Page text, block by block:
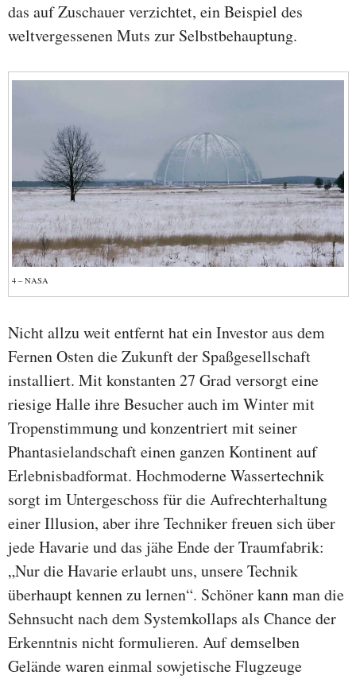
das auf Zuschauer verzichtet, ein Beispiel des
weltvergessenen Muts zur Selbstbehauptung.
4 – NASA
Nicht allzu weit entfernt hat ein Investor aus dem
Fernen Osten die Zukunft der Spaßgesellschaft
installiert. Mit konstanten 27 Grad versorgt eine
riesige Halle ihre Besucher auch im Winter mit
Tropenstimmung und konzentriert mit seiner
Phantasielandschaft einen ganzen Kontinent auf
Erlebnisbadformat. Hochmoderne Wassertechnik
sorgt im Untergeschoss für die Aufrechterhaltung
einer Illusion, aber ihre Techniker freuen sich über
jede Havarie und das jähe Ende der Traumfabrik:
„Nur die Havarie erlaubt uns, unsere Technik
überhaupt kennen zu lernen“. Schöner kann man die
Sehnsucht nach dem Systemkollaps als Chance der
Erkenntnis nicht formulieren. Auf demselben
Gelände waren einmal sowjetische Flugzeuge